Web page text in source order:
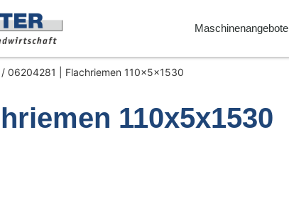
Maschinenangebote
/ 06204281 | Flachriemen 110x5x1530
110x5x1530